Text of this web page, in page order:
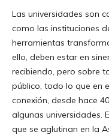
Las universidades son
como las instituciones
herramientas
ello, deben estar en
recibiendo, pero sobre
público, todo lo que en
conexión, desde hace
algunas universidades.
que se aglutinan en la